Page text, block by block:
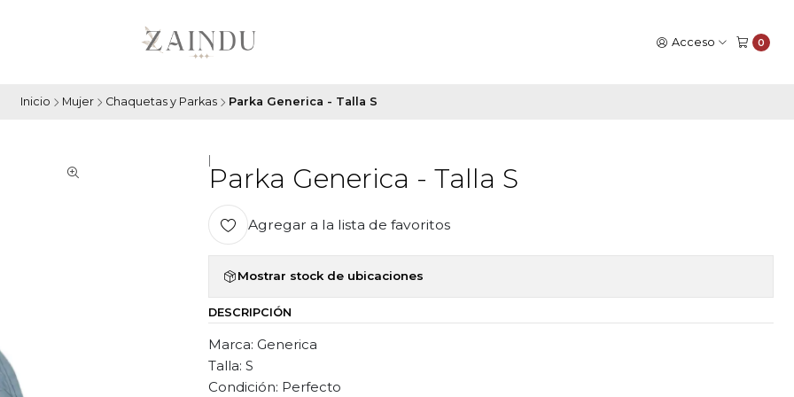
Acceso 0
Inicio Mujer Chaquetas y Parkas Parka Generica - Talla S
Parka Generica - Talla S
Agregar a la lista de favoritos
Mostrar stock de ubicaciones
DESCRIPCIÓN
Marca: Generica
Talla: S
Condición: Perfecto